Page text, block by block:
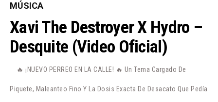
MÚSICA
Xavi The Destroyer X Hydro –
Desquite (Video Oficial)
🔥 ¡NUEVO PERREO EN LA CALLE! 🔥 Un Tema Cargado De
Piquete, Maleanteo Fino Y La Dosis Exacta De Desacato Que Pedía